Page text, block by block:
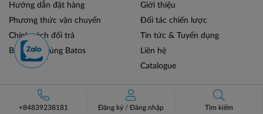
Hướng dẫn đặt hàng
Phương thức vận chuyển
Chính sách đổi trả
Bán hàng cùng Batos
Giới thiệu
Đối tác chiến lược
Tin tức & Tuyển dụng
Liên hệ
Catalogue
MẠNG XÃ HỘI
+84839238181 Đăng ký /Đăng nhập Tìm kiếm